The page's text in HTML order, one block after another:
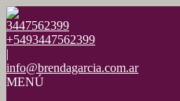
3447562399
+5493447562399
|
info@brendagarcia.com.ar
MENÚ